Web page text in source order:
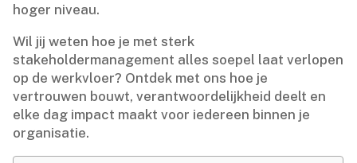
hoger niveau.​
Wil jij weten hoe je met sterk
stakeholdermanagement alles soepel laat verlopen
op de werkvloer? Ontdek met ons hoe je
vertrouwen bouwt, verantwoordelijkheid deelt en
elke dag impact maakt voor iedereen binnen je
organisatie.​